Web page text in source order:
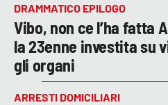
DRAMMATICO EPILOGO
Vibo, non ce l’ha fatta
la 23enne investita su
gli organi
ARRESTI DOMICILIARI